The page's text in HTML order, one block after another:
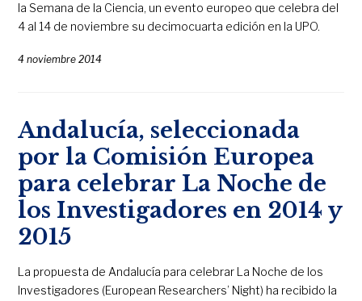
la Semana de la Ciencia, un evento europeo que celebra del
4 al 14 de noviembre su decimocuarta edición en la UPO.
4 noviembre 2014
Andalucía, seleccionada
por la Comisión Europea
para celebrar La Noche de
los Investigadores en 2014 y
2015
La propuesta de Andalucía para celebrar La Noche de los
Investigadores (European Researchers’ Night) ha recibido la